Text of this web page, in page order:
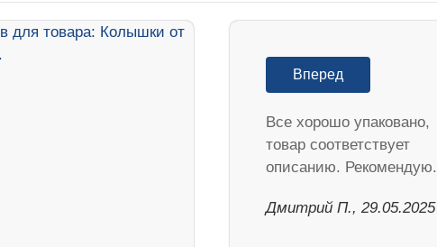
Вперед
Все хорошо упаковано,
товар соответствует
описанию. Рекомендую.
Дмитрий П., 29.05.2025